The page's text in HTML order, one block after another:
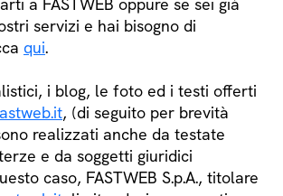
servizi e hai bisogno di
qui.
i blog, le foto ed i testi offerti
, (di seguito per brevità
realizzati anche da testate
e da soggetti giuridici
caso, FASTWEB S.p.A., titolare